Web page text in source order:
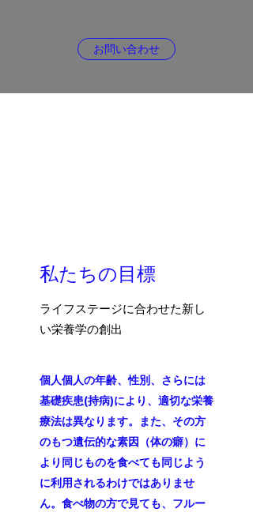
お問い合わせ
私たちの目標
ライフステージに合わせた新し
い栄養学の創出
個人個人の年齢、性別、さらには
基礎疾患(持病)により、適切な栄養
療法は異なります。また、その方
のもつ遺伝的な素因（体の癖）に
より同じものを食べても同じよう
に利用されるわけではありませ
ん。食べ物の方で見ても、フルー